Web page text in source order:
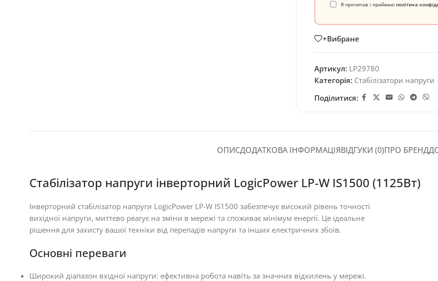
Я прочитав і приймаю політика
+Вибране
Артикул: LP29780
Категорія: Стабілізатори напруги
Поділитися:
ОПИСДОДАТКОВА ІНФОРМАЦІЯВІДГУКИ (0)ПРО БРЕНД
Стабілізатор напруги інверторний LogicPower LP-W IS1500 (1125Вт)
Інверторний стабілізатор напруги LogicPower LP-W IS1500 забезпечує високий рівень точності
вихідної напруги, миттєво реагує на зміни в мережі та споживає мінімум енергії. Це ідеальне
рішення для захисту вашої техніки від перепадів напруги та інших електричних збоїв.
Основні переваги
Широкий діапазон вхідної напруги: ефективна робота навіть за значних відхилень у мережі.